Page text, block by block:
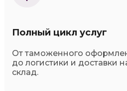
Полный цикл услуг
От таможенного
до логистики и доставки
склад.